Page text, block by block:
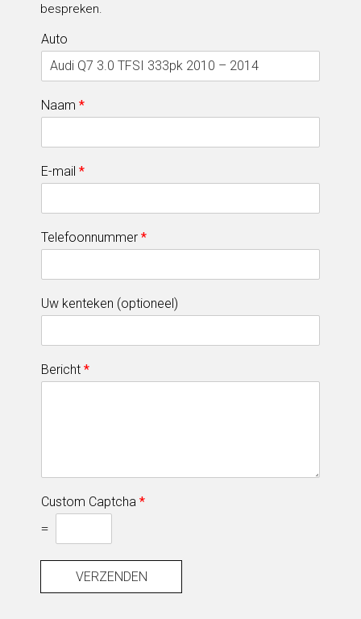
bespreken.
Auto
Naam *
E-mail *
Telefoonnummer *
Uw kenteken (optioneel)
Bericht *
Custom Captcha *
=
VERZENDEN